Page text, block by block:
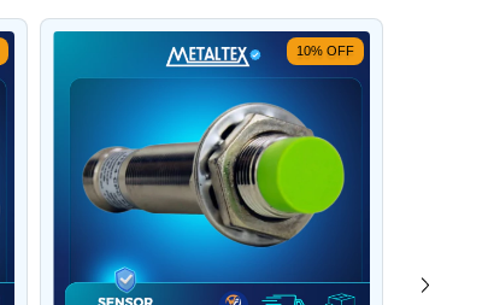
10% OFF